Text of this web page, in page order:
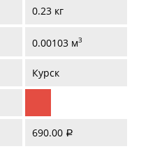
0.23 кг
0.00103 м3
Курск
690.00 a